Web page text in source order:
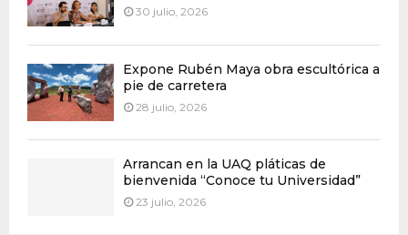
30 julio, 2026
Expone Rubén Maya obra escultórica a
pie de carretera
28 julio, 2026
Arrancan en la UAQ pláticas de
bienvenida “Conoce tu Universidad”
23 julio, 2026